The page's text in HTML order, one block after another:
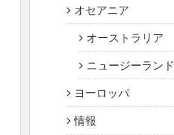
オセアニア
オーストラリア
ニュージーランド
ヨーロッパ
情報